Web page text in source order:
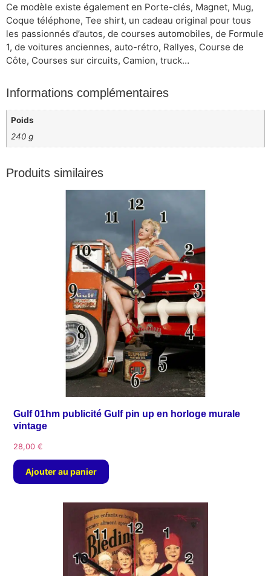
Ce modèle existe également en Porte-clés, Magnet, Mug,
Coque téléphone, Tee shirt, un cadeau original pour tous
les passionnés d’autos, de courses automobiles, de Formule
1, de voitures anciennes, auto-rétro, Rallyes, Course de
Côte, Courses sur circuits, Camion, truck…
Informations complémentaires
Poids
240 g
Produits similaires
Gulf 01hm publicité Gulf pin up en horloge murale
vintage
28,00 €
Ajouter au panier